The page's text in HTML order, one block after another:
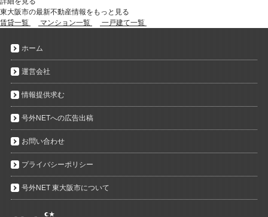
東大阪市の最新不動産情報をもっと見る
賃貸一覧
マンション一覧 一戸建て一覧
ホーム
運営会社
情報提供求む
号外NETへの広告出稿
お問い合わせ
プライバシーポリシー
号外NET 東大阪市について